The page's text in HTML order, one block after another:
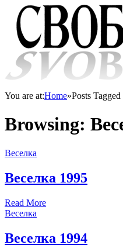
You are at:Home»Posts
Browsing:
Веселка
Веселка 1995
Read More
Веселка
Веселка 1994